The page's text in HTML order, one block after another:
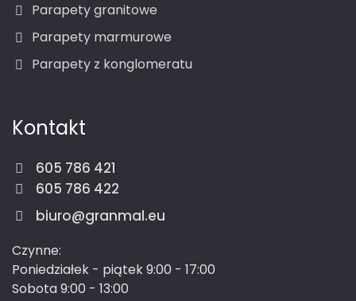
Parapety granitowe
Parapety marmurowe
Parapety z konglomeratu
Kontakt
605 786 421
605 786 422
biuro@granmal.eu
Czynne:
Poniedziałek - piątek 9:00 - 17:00
Sobota 9:00 - 13:00